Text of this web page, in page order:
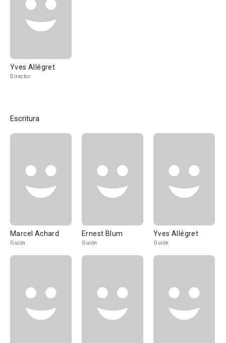
Yves Allégret
Director
Escritura
Marcel Achard
Guión
Ernest Blum
Guión
Yves Allégret
Guión